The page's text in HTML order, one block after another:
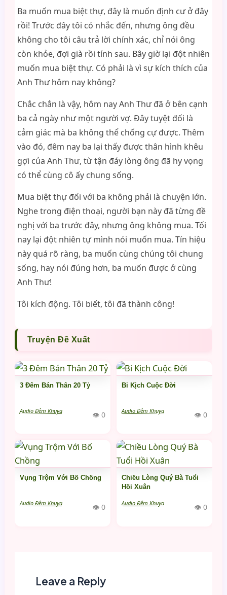
Ba muốn mua biệt thự, đây là muốn định cư ở đây
rồi! Trước đây tôi có nhắc đến, nhưng ông đều
không cho tôi câu trả lời chính xác, chỉ nói ông
còn khỏe, đợi già rồi tính sau. Bây giờ lại đột nhiên
muốn mua biệt thự. Có phải là vì sự kích thích của
Anh Thư hôm nay không?
Chắc chắn là vậy, hôm nay Anh Thư đã ở bên cạnh
ba cả ngày như một người vợ. Đây tuyệt đối là
cảm giác mà ba không thể chống cự được. Thêm
vào đó, đêm nay ba lại thấy được thân hình khêu
gợi của Anh Thư, từ tận đáy lòng ông đã hy vọng
có thể cùng cô ấy chung sống.
Mua biệt thự đối với ba không phải là chuyện lớn.
Nghe trong điện thoại, người bạn này đã từng đề
nghị với ba trước đây, nhưng ông không mua. Tối
nay lại đột nhiên tự mình nói muốn mua. Tín hiệu
này quá rõ ràng, ba muốn cùng chúng tôi chung
sống, hay nói đúng hơn, ba muốn được ở cùng
Anh Thư!
Tôi kích động. Tôi biết, tôi đã thành công!
Truyện Đề Xuất
3 Đêm Bán Thân 20 Tỷ
Audio Đêm Khuya 👁 0
Bi Kịch Cuộc Đời
Audio Đêm Khuya 👁 0
Vụng Trộm Với Bố Chồng
Audio Đêm Khuya 👁 0
Chiều Lòng Quý Bà Tuổi
Hồi Xuân
Audio Đêm Khuya 👁 0
Leave a Reply